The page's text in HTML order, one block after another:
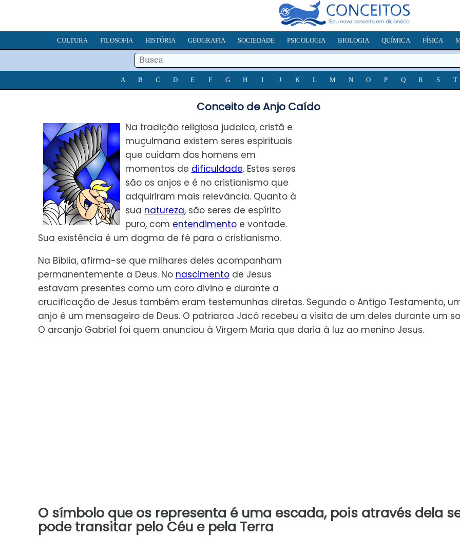
CULTURA FILOSOFIA HISTÓRIA GEOGRAFIA SOCIEDADE PSICOLOGIA BIOLOGIA QUÍMICA FÍSICA
A B C D E F G H I J K L M N O P Q R S T
Conceito de Anjo Caído
Na tradição religiosa judaica, cristã e
muçulmana existem seres espirituais
que cuidam dos homens em
momentos de dificuldade. Estes seres
são os anjos e é no cristianismo que
adquiriram mais relevância. Quanto à
sua natureza, são seres de espírito
puro, com entendimentoe vontade.
Sua existência é um dogma de fé para o cristianismo.
Na Bíblia, afirma-se que milhares deles acompanham
permanentemente a Deus. No nascimentode Jesus
estavam presentes como um coro divino e durante a
crucificação de Jesus também eram testemunhas diretas. Segundo o Antigo Testamento,
anjo é um mensageiro de Deus. O patriarca Jacó recebeu a visita de um deles durante um
O arcanjo Gabriel foi quem anunciou à Virgem Maria que daria à luz ao menino Jesus.
O símbolo que os representa é uma escada, pois através dela
pode transitar pelo Céu e pela Terra